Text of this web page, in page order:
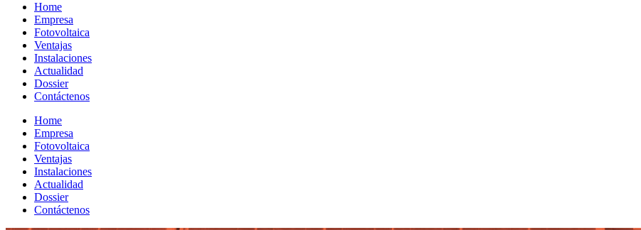
Home
Empresa
Fotovoltaica
Ventajas
Instalaciones
Actualidad
Dossier
Contáctenos
Home
Empresa
Fotovoltaica
Ventajas
Instalaciones
Actualidad
Dossier
Contáctenos